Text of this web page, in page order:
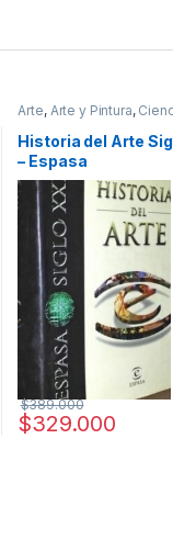
Arte, Arte y Pintura,
Dibujo y
Historia,Historia del Arte
Profesionales y
Historia del Arte
– Espasa
$329.000
$389.000